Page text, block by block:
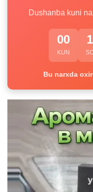
Dushanba kuni
00
KUN
Bu narxda